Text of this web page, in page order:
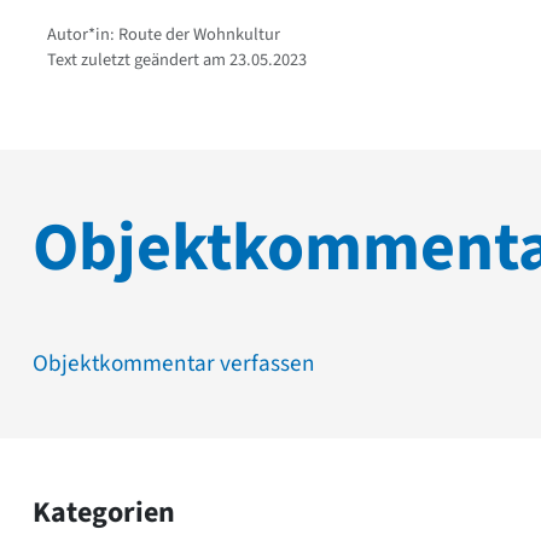
Autor*in: Route der Wohnkultur
Text zuletzt geändert am 23.05.2023
Objektkommentar verfassen
Kategorien